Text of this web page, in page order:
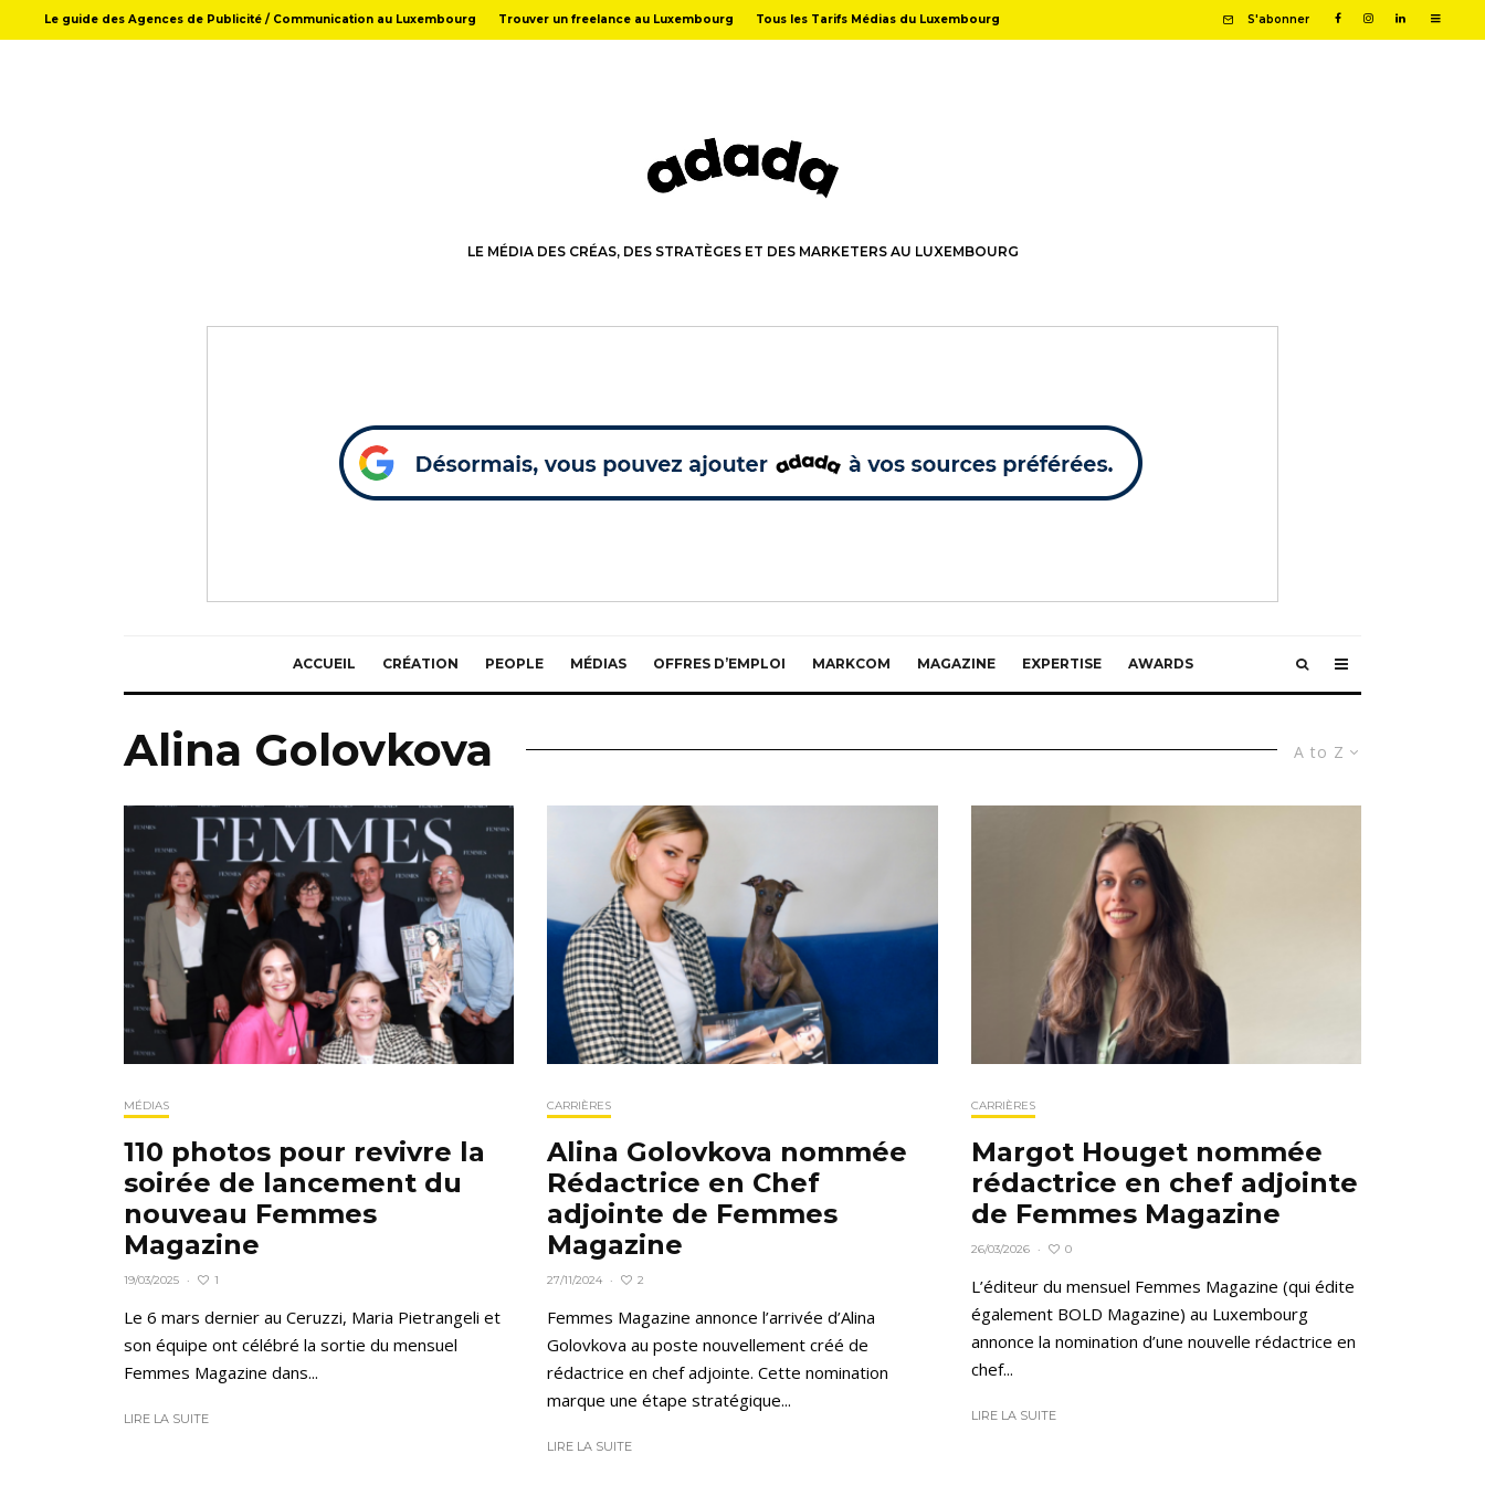
Le guide des Agences de Publicité / Communication au Luxembourg Trouver un freelance au Luxembourg Tous les Tarifs Médias du Luxembourg S'abonner
LE MÉDIA DES CRÉAS, DES STRATÈGES ET DES MARKETERS AU LUXEMBOURG
ACCUEIL CRÉATION PEOPLE MÉDIAS OFFRES D’EMPLOI MARKCOM MAGAZINE EXPERTISE AWARDS
A to Z
Alina Golovkova
MÉDIAS
110 photos pour revivre la
soirée de lancement du
nouveau Femmes
Magazine
19/03/2025 · 1
Le 6 mars dernier au Ceruzzi, Maria Pietrangeli et
son équipe ont célébré la sortie du mensuel
Femmes Magazine dans...
LIRE LA SUITE
CARRIÈRES
Alina Golovkova nommée
Rédactrice en Chef
adjointe de Femmes
Magazine
27/11/2024 · 2
Femmes Magazine annonce l’arrivée d’Alina
Golovkova au poste nouvellement créé de
rédactrice en chef adjointe. Cette nomination
marque une étape stratégique...
LIRE LA SUITE
CARRIÈRES
Margot Houget nommée
rédactrice en chef adjointe
de Femmes Magazine
26/03/2026 · 0
L’éditeur du mensuel Femmes Magazine (qui édite
également BOLD Magazine) au Luxembourg
annonce la nomination d’une nouvelle rédactrice en
chef...
LIRE LA SUITE